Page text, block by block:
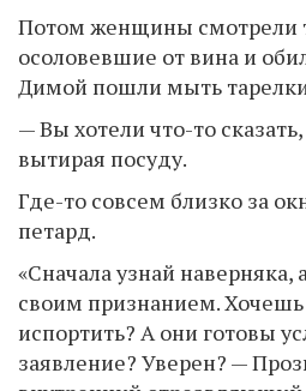
Потом женщины смотрели
осоловевшие от вина и
Димой пошли мыть
— Вы хотели что-то
вытирая посуду.
Где-то совсем близко за
петард.
«Сначала узнай наверняка,
своим признанием.
испортить? А они готовы
заявление? Уверен? —